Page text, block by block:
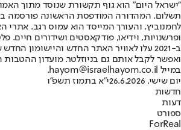
"ישראל היום" הוא גוף תקשורת שנוסד מתוך
ופרשנויות, וידיאו, פודקאסטים ושידורים חיים.
ב-2021 עלו לאוויר האתר החדש
ואפשר לקבל אותם גם בניוזלטר. מועדון
במייל hayom@israelhayom.co.il.
יום שישי, 26.6.2026
י"א בתמוז תשפ"ו
חדשות
דעות
ספורט
ForReal